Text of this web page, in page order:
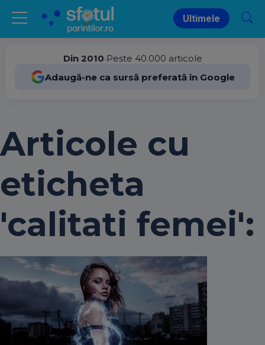
Ultimele
Din 2010•Peste 40.000 articole
Adaugă-ne ca sursă preferată în Google
Articole cu
eticheta
'calitati femei':